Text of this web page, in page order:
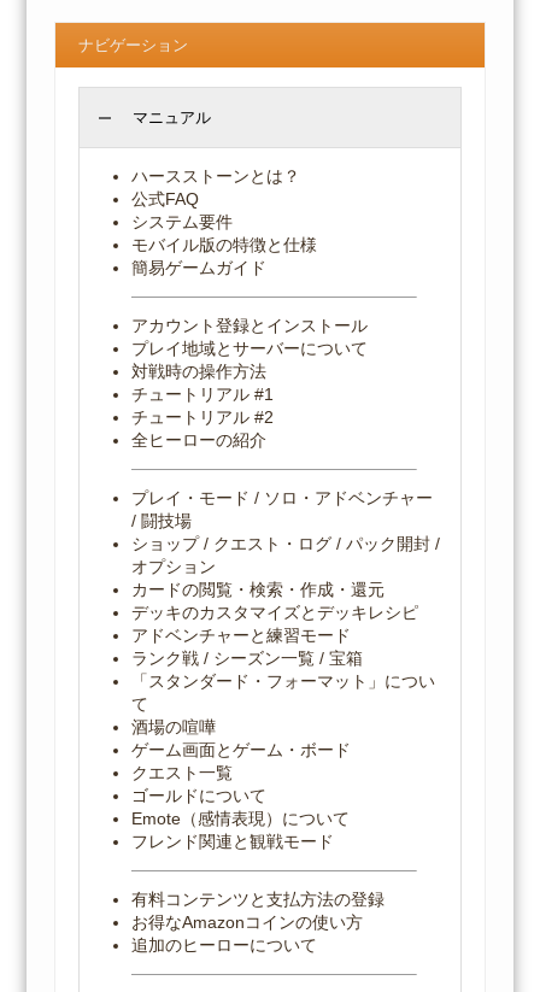
ナビゲーション
マニュアル
ハースストーンとは？
公式FAQ
システム要件
モバイル版の特徴と仕様
簡易ゲームガイド
アカウント登録とインストール
プレイ地域とサーバーについて
対戦時の操作方法
チュートリアル #1
チュートリアル #2
全ヒーローの紹介
プレイ・モード / ソロ・アドベンチャー
/ 闘技場
ショップ / クエスト・ログ / パック開封 /
オプション
カードの閲覧・検索・作成・還元
デッキのカスタマイズとデッキレシピ
アドベンチャーと練習モード
ランク戦 / シーズン一覧 / 宝箱
「スタンダード・フォーマット」につい
て
酒場の喧嘩
ゲーム画面とゲーム・ボード
クエスト一覧
ゴールドについて
Emote（感情表現）について
フレンド関連と観戦モード
有料コンテンツと支払方法の登録
お得なAmazonコインの使い方
追加のヒーローについて